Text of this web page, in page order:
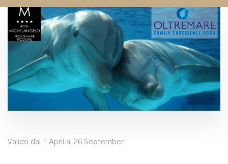
Valido dal 1 April al 26 September